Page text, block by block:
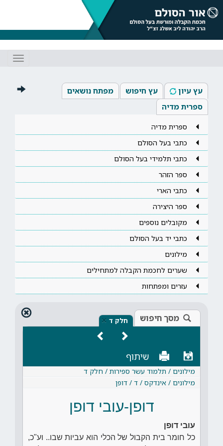
עץ עיון עץ חיפוש
מפתח נושאים
ספרית מדיה
ספרית מדיה
כתבי בעל הסולם
כתבי תלמידי בעל הסולם
ספר הזהר
כתבי הארי
ספר היצירה
מקובלים נוספים
כתבי יד בעל הסולם
מילונים
שערים לחכמת הקבלה למתחילים
עזרים ומפתחות
מסך חיפוש חלק ד ×
שיתוף
מילונים / תלמוד עשר ספירות / חלק ד
מילונים / אינדקס / ד / דופן
דופן-עובי דופן
עובי דופן
כל חומר בית הקבול של הכלי הוא עביות שבו.. וע"כ,